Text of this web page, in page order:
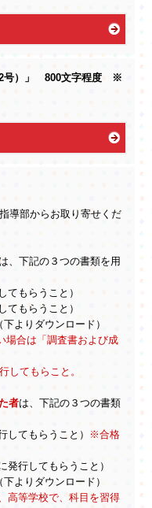
2号）」 800文字程度 ※
導部からお取り寄せくだ
、下記の３つの書類を用
もらうこと）
もらうこと）
よりダウンロード）
場合は「調査書および成
てもらこと。
者は、下記の３つの書類
てもらうこと） ※合格
行してもらうこと）
よりダウンロード）
等学校で、科目を習得